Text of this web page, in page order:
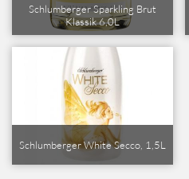
Schlumberger Sparkling Brut
Klassik 6,0L
Schlumberger White Secco, 1,5L